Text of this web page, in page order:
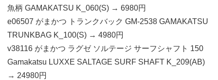
魚柄 GAMAKATSU K_060(S) → 6980円
e06507 がまかつ トランクバック GM-2538 GAMAKATSU
TRUNKBAG K_100(S) → 4980円
v38116 がまかつ ラグゼ ソルテージ サーフシャフト 150
Gamakatsu LUXXE SALTAGE SURF SHAFT K_209(AB)
→ 24980円